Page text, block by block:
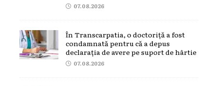
07.08.2026
În Transcarpatia, o doctoriță a fost
condamnată pentru că a depus
declarația de avere pe suport de hârtie
07.08.2026